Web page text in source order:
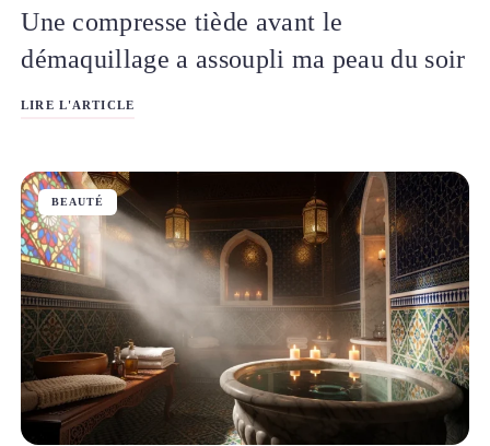
Une compresse tiède avant le
démaquillage a assoupli ma peau du soir
LIRE L'ARTICLE
BEAUTÉ